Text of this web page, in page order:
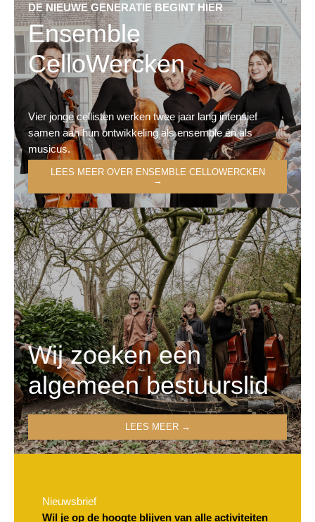
DE NIEUWE GENERATIE BEGINT HIER
Ensemble
CelloWercken
Vier jonge cellisten werken twee jaar lang intensief
samen aan hun ontwikkeling als ensemble én als
musicus.
LEES MEER OVER ENSEMBLE CELLOWERCKEN
→
Wij zoeken een
algemeen bestuurslid
LEES MEER →
Nieuwsbrief
Wil je op de hoogte blijven van alle activiteiten